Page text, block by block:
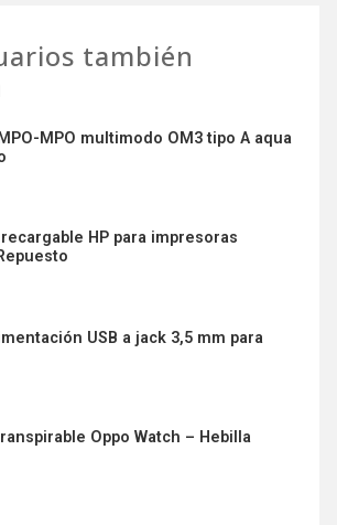
también
MPO multimodo OM3 tipo A aqua
HP para impresoras
USB a jack 3,5 mm para
Oppo Watch – Hebilla